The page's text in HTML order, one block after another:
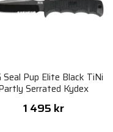
Seal Pup Elite Black TiNi
Serrated Kydex
Sheath
1 495 kr